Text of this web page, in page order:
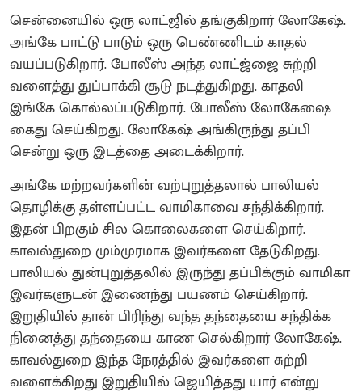
சென்னையில் ஒரு லாட்ஜில் தங்குகிறார் லோகேஷ்.
அங்கே பாட்டு பாடும் ஒரு பெண்ணிடம் காதல்
வயப்படுகிறார். போலீஸ் அந்த லாட்ஜ்ஜை சுற்றி
வளைத்து துப்பாக்கி சூடு நடத்துகிறது. காதலி
இங்கே கொல்லப்படுகிறார். போலீஸ் லோகேஷை
கைது செய்கிறது. லோகேஷ் அங்கிருந்து தப்பி
சென்று ஒரு இடத்தை அடைக்கிறார்.
அங்கே மற்றவர்களின் வற்புறுத்தலால் பாலியல்
தொழிக்கு தள்ளப்பட்ட வாமிகாவை சந்திக்கிறார்.
இதன் பிறகும் சில கொலைகளை செய்கிறார்.
காவல்துறை மும்முரமாக இவர்களை தேடுகிறது.
பாலியல் துன்புறுத்தலில் இருந்து தப்பிக்கும் வாமிகா
இவர்களுடன் இணைந்து பயணம் செய்கிறார்.
இறுதியில் தான் பிரிந்து வந்த தந்தையை சந்திக்க
நினைத்து தந்தையை காண செல்கிறார் லோகேஷ்.
காவல்துறை இந்த நேரத்தில் இவர்களை சுற்றி
வளைக்கிறது இறுதியில் ஜெயித்தது யார் என்று